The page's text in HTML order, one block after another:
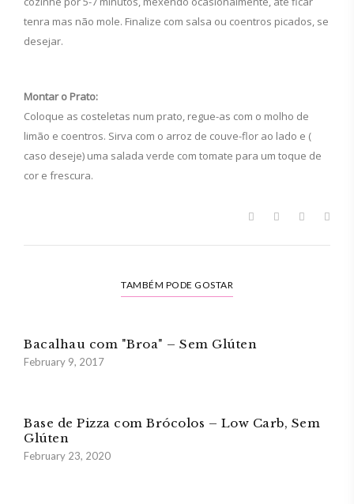
tenra mas não mole. Finalize com salsa ou coentros picados, se
desejar.
Montar o Prato:
Coloque as costeletas num prato, regue-as com o molho de
limão e coentros. Sirva com o arroz de couve-flor ao lado e (
caso deseje) uma salada verde com tomate para um toque de
cor e frescura.
TAMBÉM PODE GOSTAR
Bacalhau com "Broa" – Sem Glúten
February 9, 2017
Base de Pizza com Brócolos – Low Carb, Sem
Glúten
February 23, 2020